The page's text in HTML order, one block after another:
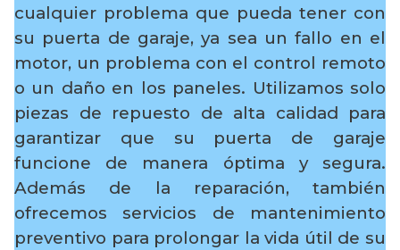
cualquier problema que pueda tener con
su puerta de garaje, ya sea un fallo en el
motor, un problema con el control remoto
o un daño en los paneles. Utilizamos solo
piezas de repuesto de alta calidad para
garantizar que su puerta de garaje
funcione de manera óptima y segura.
Además de la reparación, también
ofrecemos servicios de mantenimiento
preventivo para prolongar la vida útil de su